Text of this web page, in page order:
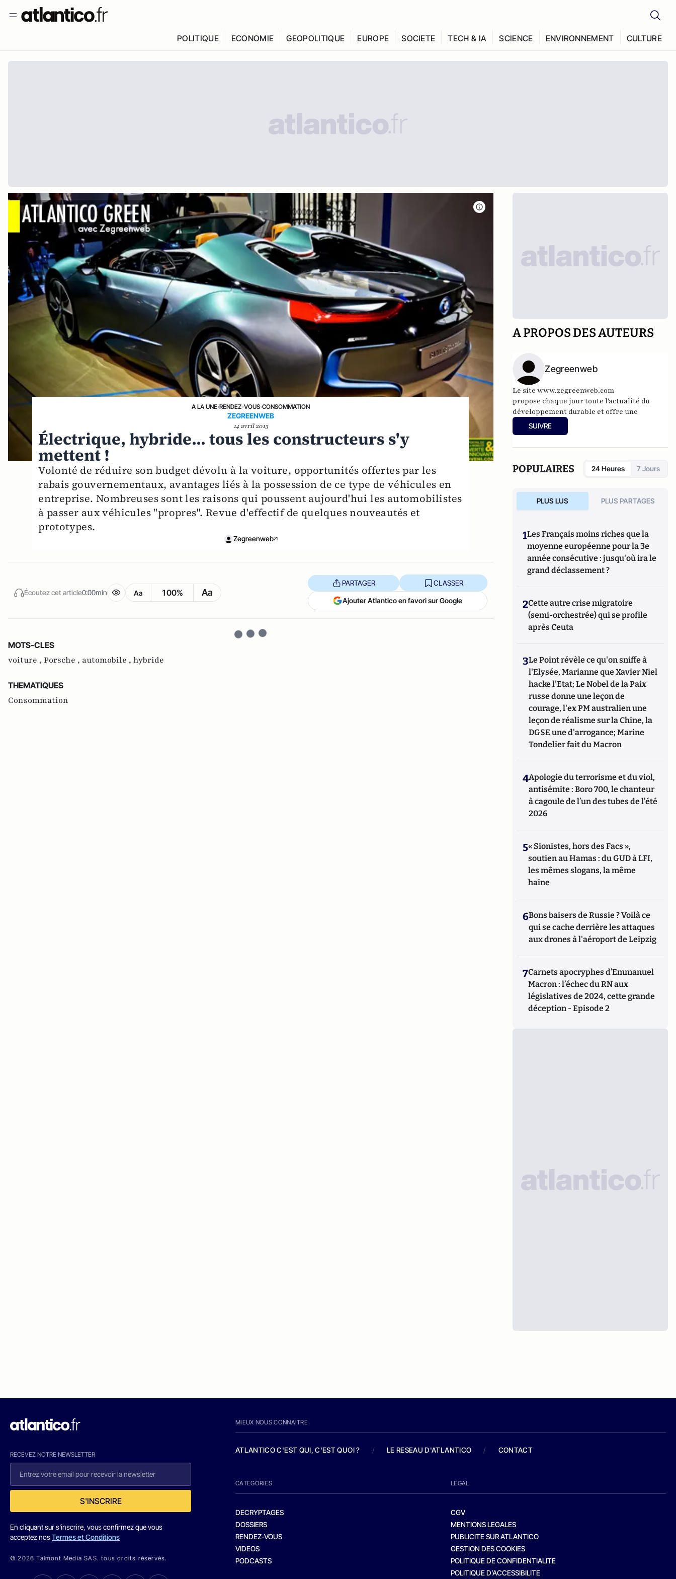
POLITIQUE ECONOMIE GEOPOLITIQUE EUROPE SOCIETE TECH & IA SCIENCE ENVIRONNEMENT CULTURE
A LA UNE›RENDEZ-VOUS›CONSOMMATION
ZEGREENWEB
14 avril 2013
Électrique, hybride... tous les constructeurs s'y
mettent !
Volonté de réduire son budget dévolu à la voiture, opportunités offertes par les
rabais gouvernementaux, avantages liés à la possession de ce type de véhicules en
entreprise. Nombreuses sont les raisons qui poussent aujourd'hui les automobilistes
à passer aux véhicules "propres". Revue d'effectif de quelques nouveautés et
prototypes.
Zegreenweb
Écoutez cet article0:00min Aa 100% Aa
PARTAGER CLASSER
Ajouter Atlantico en favori sur Google
MOTS-CLES
voiture , Porsche , automobile , hybride
THEMATIQUES
Consommation
A PROPOS DES AUTEURS
Zegreenweb
Le sitewww.zegreenweb.com
propose chaque jour toute l'actualité du
développement durable et offre une
véritable boîte à outil pour un quotidien
plus soucieux de la planète (écogestes,
consommation, etc.)
SUIVRE
POPULAIRES 24 Heures 7 Jours
PLUS LUS PLUS PARTAGES
1Les Français moins riches que la
moyenne européenne pour la 3e
année consécutive : jusqu'où ira le
grand déclassement ?
2Cette autre crise migratoire
(semi-orchestrée) qui se profile
après Ceuta
3Le Point révèle ce qu'on sniffe à
l'Elysée, Marianne que Xavier Niel
hacke l'Etat; Le Nobel de la Paix
russe donne une leçon de
courage, l'ex PM australien une
leçon de réalisme sur la Chine, la
DGSE une d'arrogance; Marine
Tondelier fait du Macron
4Apologie du terrorisme et du viol,
antisémite : Boro 700, le chanteur
à cagoule de l’un des tubes de l’été
2026
5« Sionistes, hors des Facs »,
soutien au Hamas : du GUD à LFI,
les mêmes slogans, la même
haine
6Bons baisers de Russie ? Voilà ce
qui se cache derrière les attaques
aux drones à l'aéroport de Leipzig
7Carnets apocryphes d’Emmanuel
Macron : l’échec du RN aux
législatives de 2024, cette grande
déception - Episode 2
RECEVEZ NOTRE NEWSLETTER
S'INSCRIRE
En cliquant sur s'inscrire, vous confirmez que vous
acceptez nosTermes et Conditions
© 2026 Talmont Media SAS. tous droits réservés.
MIEUX NOUS CONNAITRE
ATLANTICO C'EST QUI, C'EST QUOI ? / LE RESEAU D'ATLANTICO / CONTACT
CATEGORIES
DECRYPTAGES
DOSSIERS
RENDEZ-VOUS
VIDEOS
PODCASTS
LEGAL
CGV
MENTIONS LEGALES
PUBLICITE SUR ATLANTICO
GESTION DES COOKIES
POLITIQUE DE CONFIDENTIALITE
POLITIQUE D’ACCESSIBILITE